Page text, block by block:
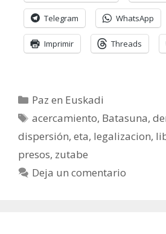
Telegram WhatsApp
Imprimir Threads
Categorías
Paz en Euskadi
Etiquetas
acercamiento, Batasuna,
dispersión, eta, legalizacion,
presos, zutabe
Deja un comentario